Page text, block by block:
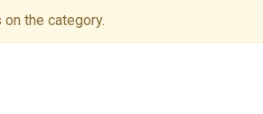
the category.